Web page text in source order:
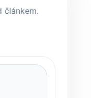
článkem.